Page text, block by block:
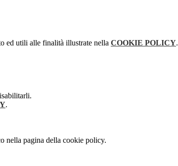
ed utili alle finalità illustrate nella COOKIE POLICY.
.
nella pagina della cookie policy.